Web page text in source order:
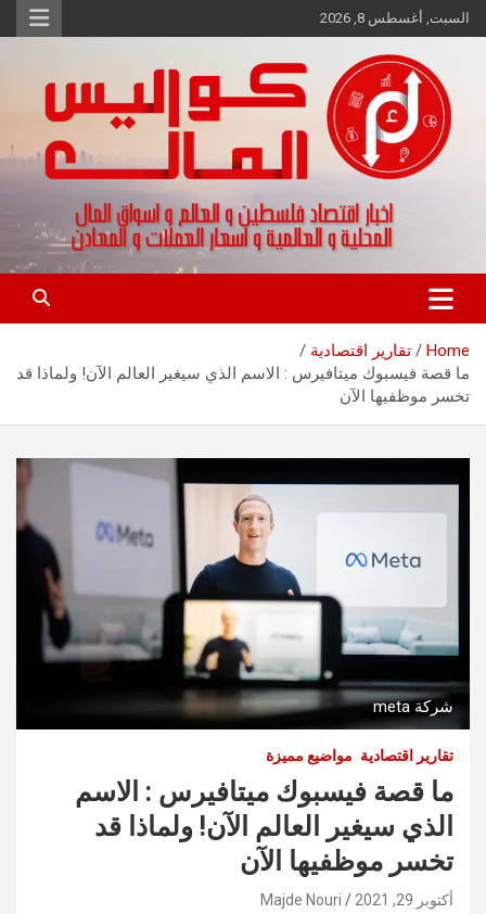
Skip
to
السبت, أغسطس 8, 2026
كواليس المال
اخبار اقتصاد فلسطين و العالم و تقارير اسواق المال و العملات
Home
تقارير اقتصادية
ما قصة فيسبوك ميتافيرس : الاسم الذي سيغير العالم الآن! ولماذا قد
تخسر موظفيها الآن
شركة meta
تقارير اقتصادية مواضيع مميزة
ما قصة فيسبوك ميتافيرس : الاسم
الذي سيغير العالم الآن! ولماذا قد
تخسر موظفيها الآن
أكتوبر 29, 2021 Majde Nouri